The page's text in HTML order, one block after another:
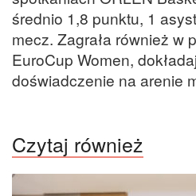
średnio 1,8 punktu, 1
mecz. Zagrała również w
EuroCup Women,
doświadczenie na arenie
Czytaj również